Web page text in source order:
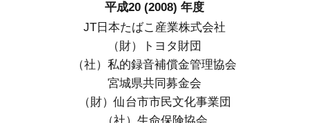
平成20 (2008) 年度
JT日本たばこ産業株式会社
（財）トヨタ財団
（社）私的録音補償金管理協会
宮城県共同募金会
（財）仙台市市民文化事業団